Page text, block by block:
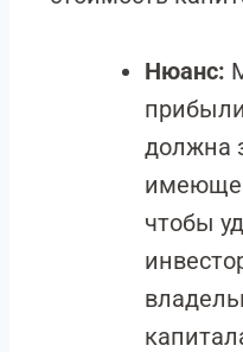
Нюанс:
должна
чтобы